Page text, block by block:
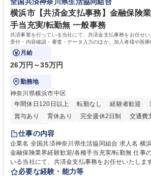
務・人事】未経験歓迎/日立グループ/組織運営を支
指す
■衛生管理者の資格をお持ちの方 学歴・資格 学歴：大学院 大学 高専 短大
専修学校 高校 語学力： 資格：
横浜市【共済金支払事務】金融保険
手当充実/転勤無 一般事務
共済事業を行っている当社にて、共済金支払事務をお任せ
受付・内容確認・審査・データ入力のほか、加入者様や医療
対応や書類発送等を担当します。
月給
26万円～35万円
勤務地
神奈川県横浜市中区
年間休日120日以上
転勤なし 経験者歓迎
賞与あり
育休あり 完全週休2日制 交通費
土日祝休み
仕事の内容
企業名 全国共済神奈川県生活協同組合 求人名 横浜市【共済金支払事務】
金融保険業界経験歓迎/各種手当充実/転勤無 仕事の内容 共済事業を行って
いる当社にて、共済金支払事務をお任せいたしま
付・内容確認・審査・データ入力のほか、加入者
必要な経験・能力等